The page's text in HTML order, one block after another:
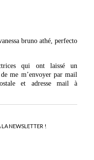
bruno athé, perfecto
qui ont laissé un
me m’envoyer par mail
et adresse mail à
NEWSLETTER !